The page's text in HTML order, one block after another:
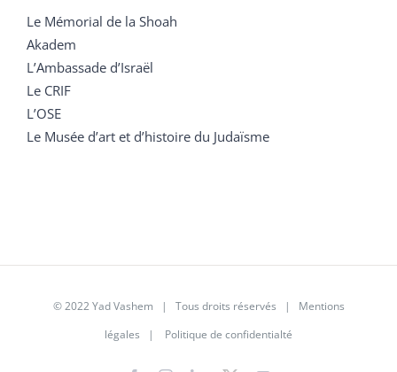
Le Mémorial de la Shoah
Akadem
L’Ambassade d’Israël
Le CRIF
L’OSE
Le Musée d’art et d’histoire du Judaïsme
© 2022 Yad Vashem | Tous droits réservés | Mentions
légales | Politique de confidentialté